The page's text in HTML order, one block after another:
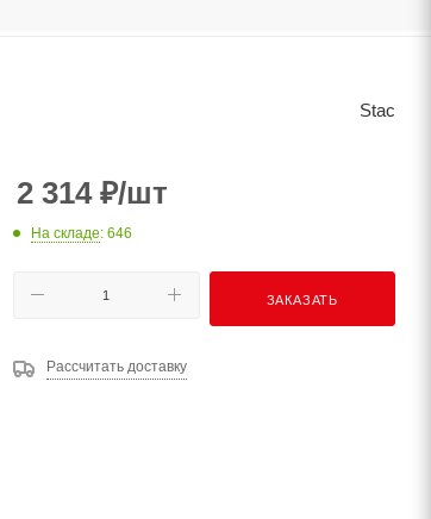
Stac
2 314₽/шт
На складе: 646
ЗАКАЗАТЬ
Рассчитать доставку